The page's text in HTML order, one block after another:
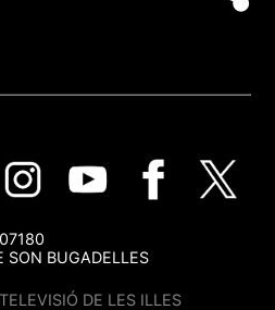
SON BUGADELLES
DE LES ILLES